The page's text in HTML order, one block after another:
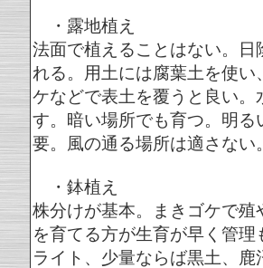
・露地植え
法面で植えることはない。
れる。用土には腐葉土を使
ケなどで表土を覆うと良い
す。暗い場所でも育つ。明
要。風の通る場所は適さな
・鉢植え
株分けが基本。まきゴケで
を育てる方が生育が早く管
ライト、少量ならば黒土、